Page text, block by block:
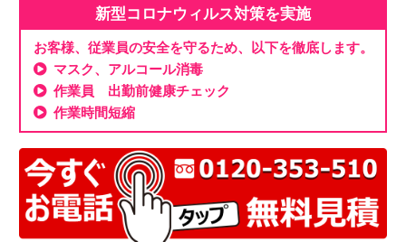
新型コロナウィルス対策を実施
お客様、従業員の安全を守るため、以下を徹底します。
マスク、アルコール消毒
作業員 出勤前健康チェック
作業時間短縮